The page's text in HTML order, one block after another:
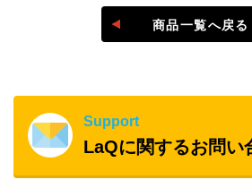
#laq作品
商品一覧へ戻る
Support
LaQに関するお問い